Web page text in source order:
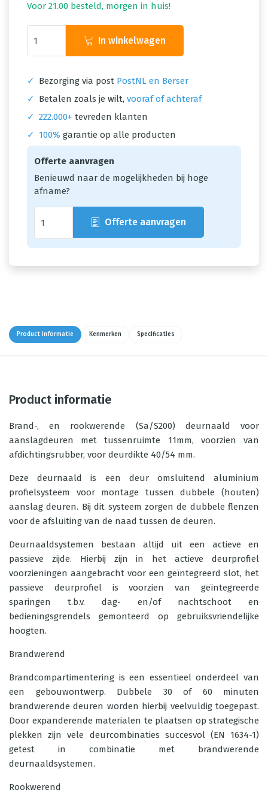
Voor 21.00 besteld, morgen in huis!
In winkelwagen
✓ Bezorging via post PostNL en Berser
✓
Betalen zoals je wilt, vooraf of achteraf
✓ 222.000+ tevreden klanten
✓
100% garantie op alle producten
Offerte aanvragen
Benieuwd naar de mogelijkheden bij hoge
afname?
Offerte aanvragen
Product informatie Kenmerken Specificaties
Product informatie
Brand-, en rookwerende (Sa/S200) deurnaald voor
aanslagdeuren met tussenruimte 11mm, voorzien van
afdichtingsrubber, voor deurdikte 40/54 mm.
Deze deurnaald is een deur omsluitend aluminium
profielsysteem voor montage tussen dubbele (houten)
aanslag deuren. Bij dit systeem zorgen de dubbele flenzen
voor de afsluiting van de naad tussen de deuren.
Deurnaaldsystemen bestaan altijd uit een actieve en
passieve zijde. Hierbij zijn in het actieve deurprofiel
voorzieningen aangebracht voor een geïntegreerd slot, het
passieve deurprofiel is voorzien van geïntegreerde
sparingen t.b.v. dag- en/of nachtschoot en
bedieningsgrendels gemonteerd op gebruiksvriendelijke
hoogten.
Brandwerend
Brandcompartimentering is een essentieel onderdeel van
een gebouwontwerp. Dubbele 30 of 60 minuten
brandwerende deuren worden hierbij veelvuldig toegepast.
Door expanderende materialen te plaatsen op strategische
plekken zijn vele deurcombinaties succesvol (EN 1634-1)
getest in combinatie met brandwerende
deurnaaldsystemen.
Rookwerend